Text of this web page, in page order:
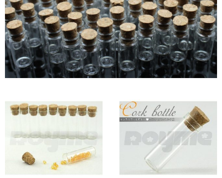
絞り口
コルク栓
プラ栓
セット
ストレート
ストラップ付き